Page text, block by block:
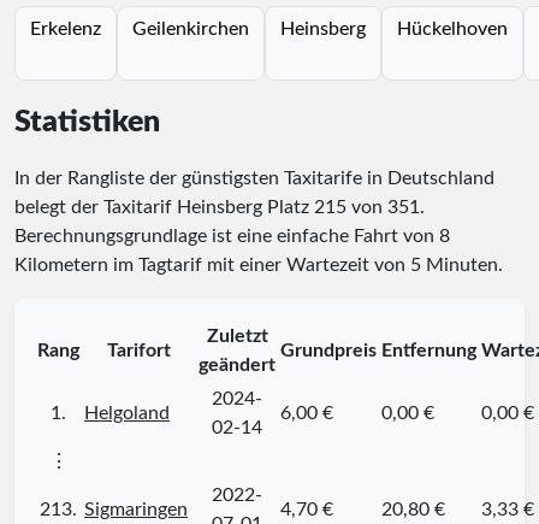
Erkelenz Geilenkirchen Heinsberg Hückelhoven
Statistiken
In der Rangliste der günstigsten Taxitarife in Deutschland
belegt der Taxitarif Heinsberg Platz 215 von 351.
Berechnungsgrundlage ist eine einfache Fahrt von 8
Kilometern im Tagtarif mit einer Wartezeit von 5 Minuten.
Rang Tarifort
Zuletzt
geändert
Grundpreis Entfernung
1. Helgoland
2024-
02-14
6,00 € 0,00 € 0,00 €
⋮
213. Sigmaringen
2022-
4,70 € 20,80 € 3,33 €